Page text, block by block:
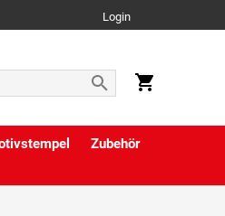
Login
Zubehör